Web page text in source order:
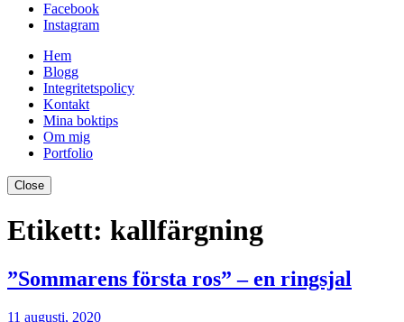
Facebook
Instagram
Hem
Blogg
Integritetspolicy
Kontakt
Mina boktips
Om mig
Portfolio
Close
Etikett: kallfärgning
”Sommarens första ros” – en ringsjal
11 augusti, 2020